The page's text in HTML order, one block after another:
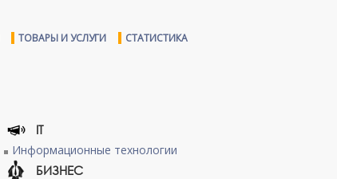
ТОВАРЫ И УСЛУГИ СТАТИСТИКА
IT
Информационные технологии
БИЗНЕС